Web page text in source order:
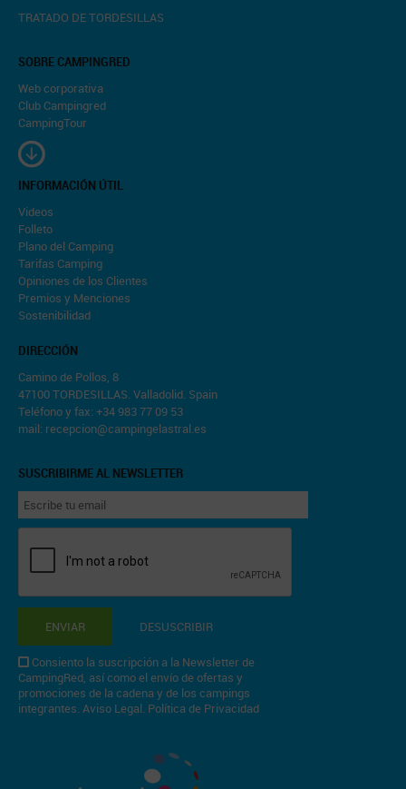
TRATADO DE TORDESILLAS
SOBRE CAMPINGRED
Web corporativa
Club Campingred
CampingTour
INFORMACIÓN ÚTIL
Videos
Folleto
Plano del Camping
Tarifas Camping
Opiniones de los Clientes
Premios y Menciones
Sostenibilidad
DIRECCIÓN
Camino de Pollos, 8
47100 TORDESILLAS. Valladolid. Spain
Teléfono y fax: +34 983 77 09 53
mail: recepcion@campingelastral.es
SUSCRIBIRME AL NEWSLETTER
ENVIAR DESUSCRIBIR
Consiento la suscripción a la Newsletter de
CampingRed, así como el envío de ofertas y
promociones de la cadena y de los campings
integrantes. Aviso Legal. Política de Privacidad